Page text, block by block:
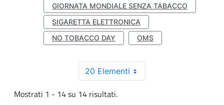
GIORNATA MONDIALE SENZA TABACCO
SIGARETTA ELETTRONICA
NO TOBACCO DAY
OMS
20 Elementi
Mostrati 1 - 14 su 14 risultati.